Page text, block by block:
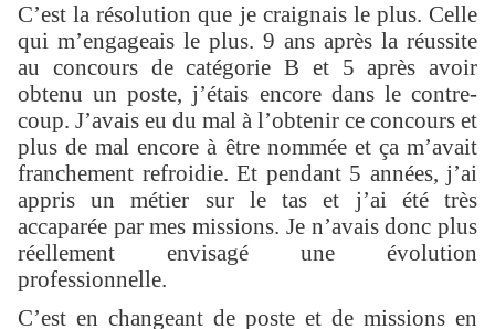
C’est la résolution que je craignais le plus. Celle
qui m’engageais le plus. 9 ans après la réussite
au concours de catégorie B et 5 après avoir
obtenu un poste, j’étais encore dans le contre-
coup. J’avais eu du mal à l’obtenir ce concours et
plus de mal encore à être nommée et ça m’avait
franchement refroidie. Et pendant 5 années, j’ai
appris un métier sur le tas et j’ai été très
accaparée par mes missions. Je n’avais donc plus
réellement envisagé une évolution
professionnelle.
C’est en changeant de poste et de missions en